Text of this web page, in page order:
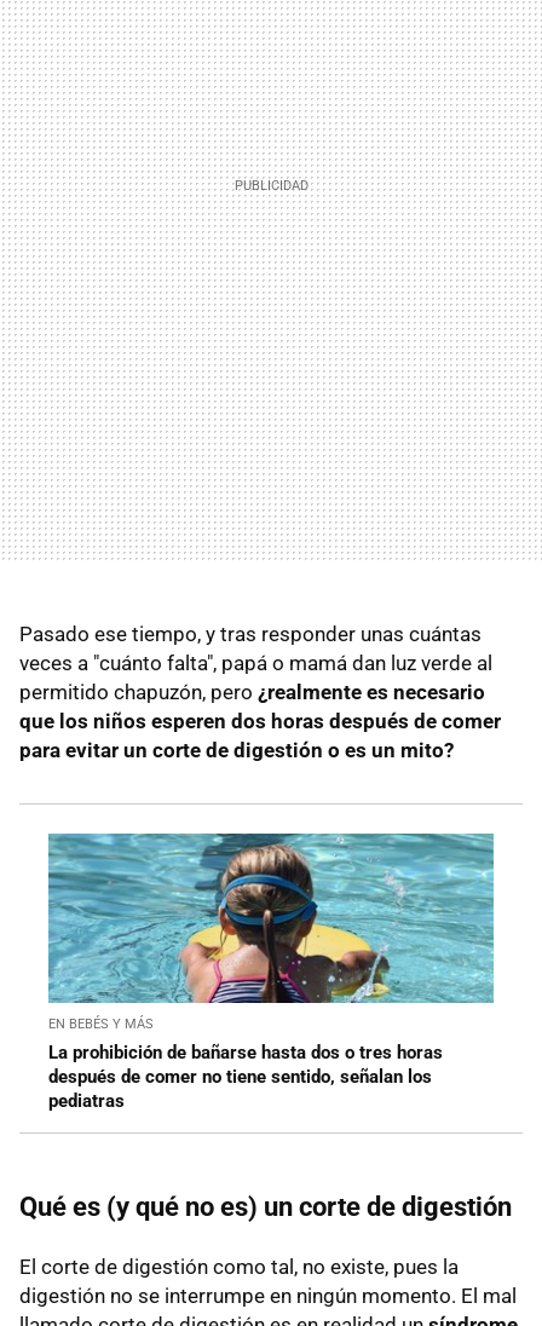
Pasado ese tiempo, y tras responder unas cuántas
veces a "cuánto falta", papá o mamá dan luz verde al
permitido chapuzón, pero ¿realmente es necesario
que los niños esperen dos horas después de comer
para evitar un corte de digestión o es un mito?
EN BEBÉS Y MÁS
La prohibición de bañarse hasta dos o tres horas
después de comer no tiene sentido, señalan los
pediatras
Qué es (y qué no es) un corte de digestión
El corte de digestión como tal, no existe, pues la
digestión no se interrumpe en ningún momento. El mal